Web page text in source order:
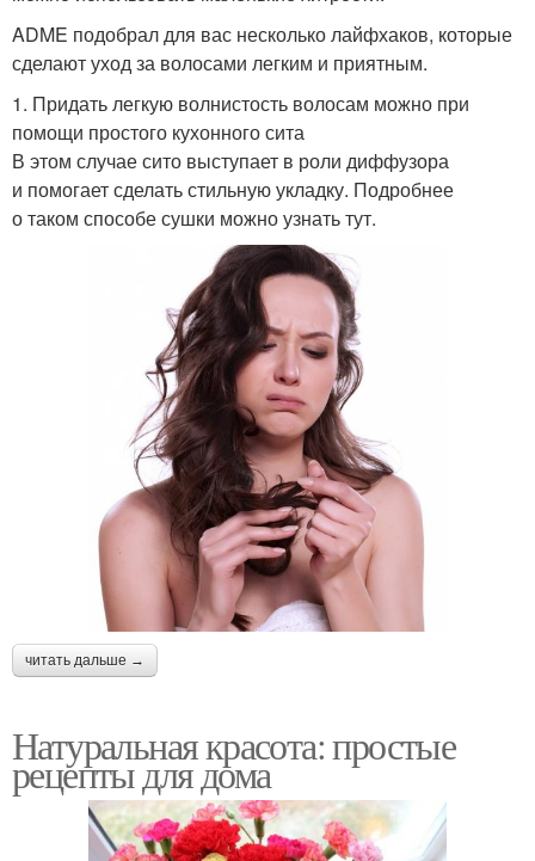
ADME подобрал для вас несколько лайфхаков, которые
сделают уход за волосами легким и приятным.
1. Придать легкую волнистость волосам можно при
помощи простого кухонного сита
В этом случае сито выступает в роли диффузора
и помогает сделать стильную укладку. Подробнее
о таком способе сушки можно узнать тут.
читать дальше →
Натуральная красота: простые
рецепты для дома